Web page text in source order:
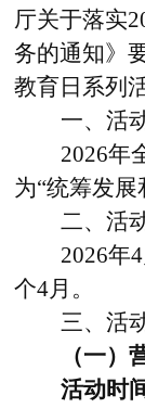
厅关于落实
务的通知》
教育日系列
一、活
2026年
为“统筹发展
二、活
2026年4
个4月 。
三、活
（一）
活动时